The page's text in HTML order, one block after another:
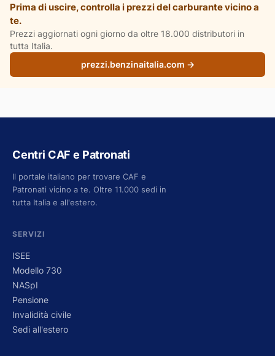
Prima di uscire, controlla i prezzi del carburante vicino a
te.
Prezzi aggiornati ogni giorno da oltre 18.000 distributori in
tutta Italia.
prezzi.benzinaitalia.com →
Centri CAF e Patronati
Il portale italiano per trovare CAF e
Patronati vicino a te. Oltre 11.000 sedi in
tutta Italia e all'estero.
SERVIZI
ISEE
Modello 730
NASpI
Pensione
Invalidità civile
Sedi all'estero